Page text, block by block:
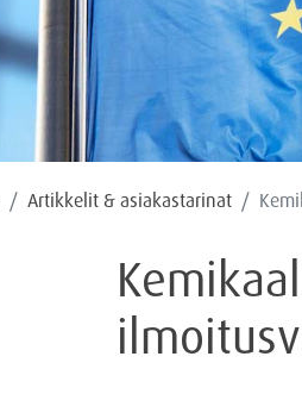
Artikkelit & asiakastarinat